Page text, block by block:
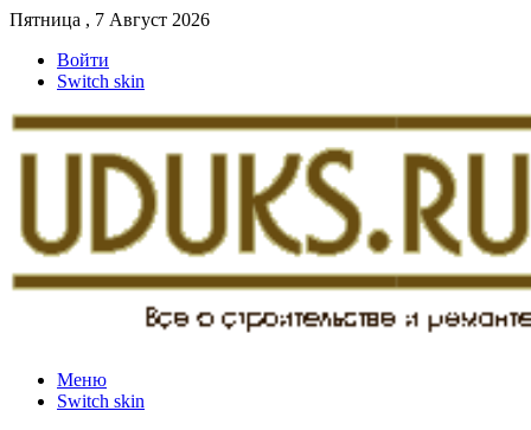
Пятница , 7 Август 2026
Войти
Switch skin
Меню
Switch skin